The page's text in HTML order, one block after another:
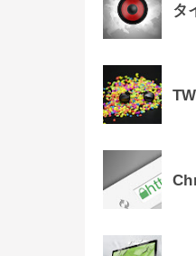
タ